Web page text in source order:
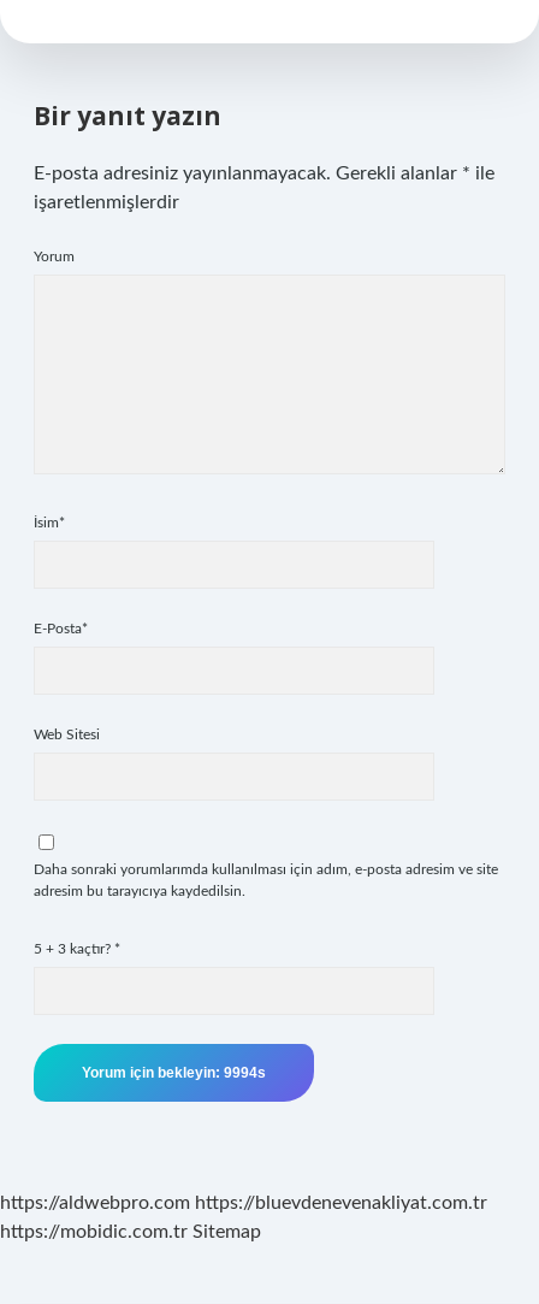
Bir yanıt yazın
E-posta adresiniz yayınlanmayacak. Gerekli alanlar * ile
işaretlenmişlerdir
Yorum
İsim*
E-Posta*
Web Sitesi
Daha sonraki yorumlarımda kullanılması için adım, e-posta adresim ve site
adresim bu tarayıcıya kaydedilsin.
5 + 3 kaçtır? *
https://aldwebpro.com https://bluevdenevenakliyat.com.tr
https://mobidic.com.tr Sitemap